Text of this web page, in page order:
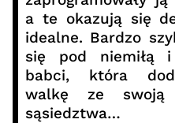
a te okazują się
idealne. Bardzo
się pod niemiłą
babci, która
walkę ze swoją
sąsiedztwa…